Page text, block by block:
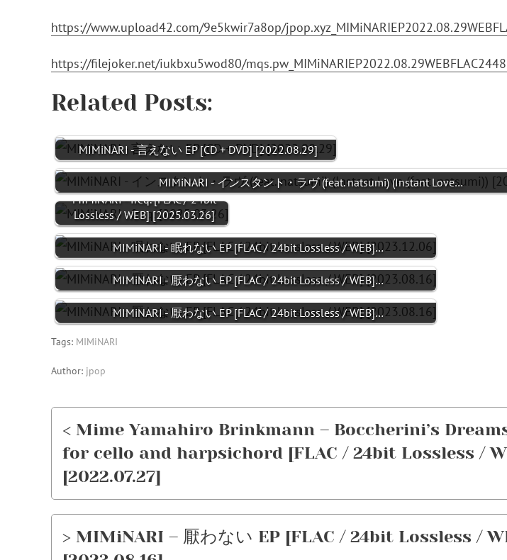
https://www.upload42.com/9e5kwir7a8op/
https://filejoker.net/iukbxu5wod80/
Related Posts:
MIMiNARI - 言えない EP [CD + DVD] [2022.08.29]
MIMiNARI - インスタント・ラヴ (feat. natsumi) (Instant Love…
MIMiNARI - freq. [FLAC / 24bit
Lossless / WEB] [2025.03.26]
MIMiNARI - 眠れない EP [FLAC / 24bit Lossless / WEB]…
MIMiNARI - 厭わない EP [FLAC / 24bit Lossless / WEB]…
MIMiNARI - 厭わない EP [FLAC / 24bit Lossless / WEB]…
Tags: MIMiNARI
Author: jpop
< Mime Yamahiro Brinkmann – Boccherini’s
for cello and harpsichord [FLAC / 24bit Lossless /
[2022.07.27]
> MIMiNARI – 厭わない EP [FLAC / 24bit Lossless /